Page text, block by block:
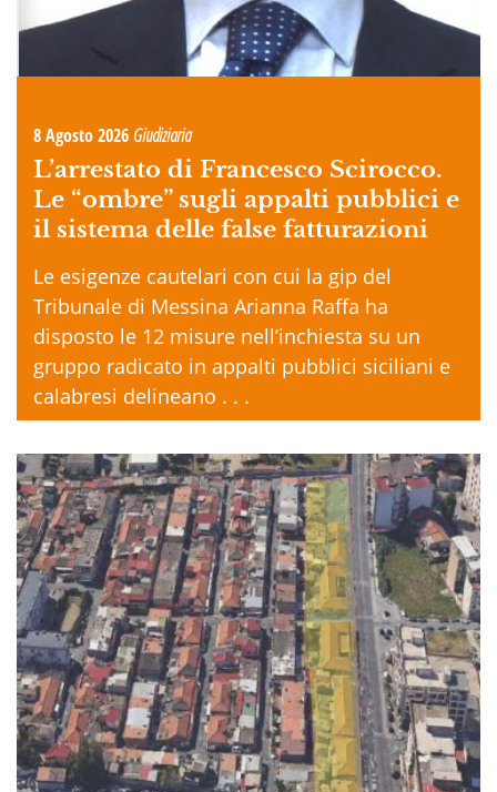
8 Agosto 2026 Giudiziaria
L’arrestato di Francesco Scirocco.
Le “ombre” sugli appalti pubblici e
il sistema delle false fatturazioni
Le esigenze cautelari con cui la gip del
Tribunale di Messina Arianna Raffa ha
disposto le 12 misure nell’inchiesta su un
gruppo radicato in appalti pubblici siciliani e
calabresi delineano . . .